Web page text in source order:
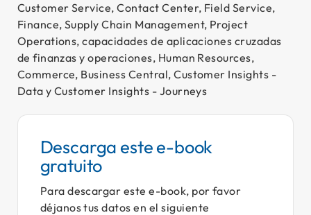
Customer Service, Contact Center, Field Service,
Finance, Supply Chain Management, Project
Operations, capacidades de aplicaciones cruzadas
de finanzas y operaciones, Human Resources,
Commerce, Business Central, Customer Insights -
Data y Customer Insights - Journeys
Descarga estee-book
gratuito
Para descargar este e-book, por favor
déjanos tus datos en el siguiente